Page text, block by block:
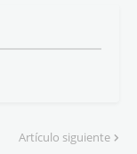
Artículo siguiente